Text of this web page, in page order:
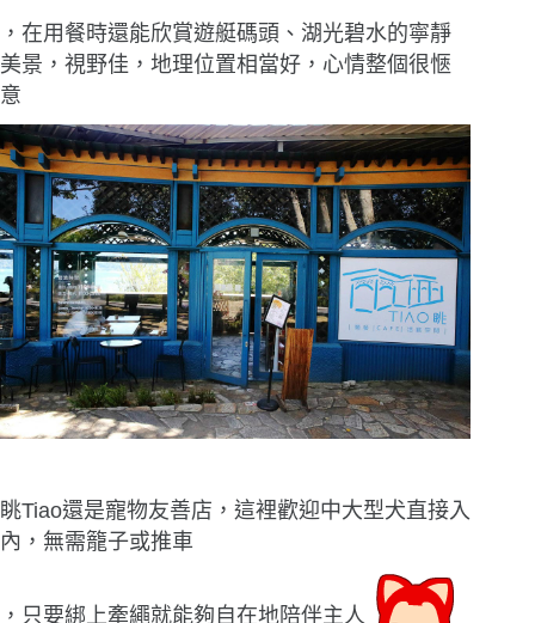
，在用餐時還能欣賞遊艇碼頭、湖光碧水的寧靜
美景，視野佳，地理位置相當好，心情整個很愜
意
眺Tiao還是寵物友善店，這裡歡迎中大型犬直接入
內，無需籠子或推車
，只要綁上牽繩就能夠自在地陪伴主人